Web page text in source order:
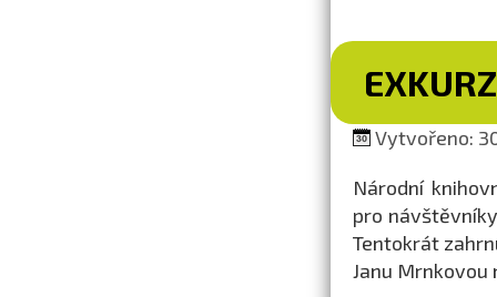
Vytvořeno:
Národní
pro
Tentokrát
Janu Mrnkovou